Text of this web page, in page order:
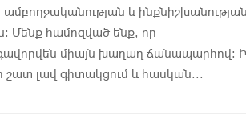
ամբողջականության և ինքնիշխանության
Մենք համոզված ենք, որ
միայն խաղաղ ճանապարհով։
լավ գիտակցում և հասկան...